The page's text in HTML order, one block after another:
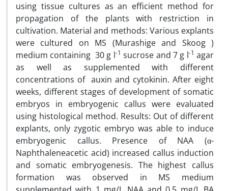
using tissue cultures as an efficient method for
propagation of the plants with restriction in
cultivation. Material and methods: Various explants
were cultured on MS (Murashige and Skoog )
medium containing 30 g l-1 sucrose and 7 g l-1 agar
as well as supplemented with different
concentrations of auxin and cytokinin. After eight
weeks, different stages of development of somatic
embryos in embryogenic callus were evaluated
using histological method. Results: Out of different
explants, only zygotic embryo was able to induce
embryogenic callus. Presence of NAA (α-
Naphthaleneacetic acid) increased callus induction
and somatic embryogenesis. The highest callus
formation was observed in MS medium